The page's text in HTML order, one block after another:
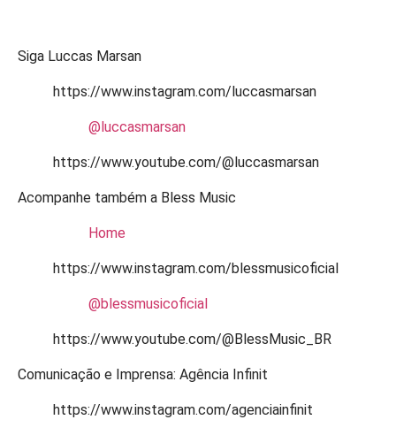
Siga Luccas Marsan
https://www.instagram.com/luccasmarsan
@luccasmarsan
https://www.youtube.com/@luccasmarsan
Acompanhe também a Bless Music
Home
https://www.instagram.com/blessmusicoficial
@blessmusicoficial
https://www.youtube.com/@BlessMusic_BR
Comunicação e Imprensa: Agência Infinit
https://www.instagram.com/agenciainfinit